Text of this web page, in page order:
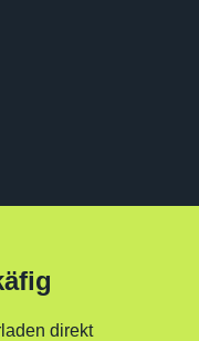
direkt